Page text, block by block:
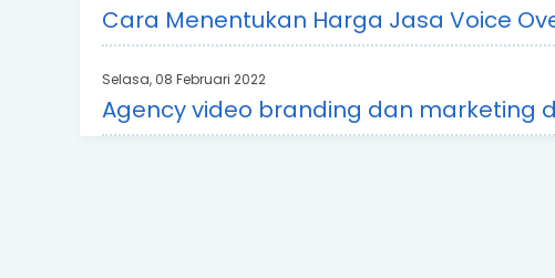
Cara Menentukan Harga Jasa Voice
Selasa, 08 Februari 2022
Agency video branding dan marketing